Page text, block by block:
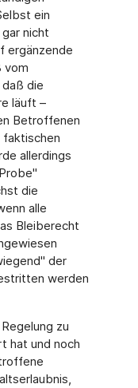
ein
nicht
ergänzende
vom
die
läuft –
Betroffenen
faktischen
allerdings
die
alle
Bleiberecht
der
werden
zu
hat und noch